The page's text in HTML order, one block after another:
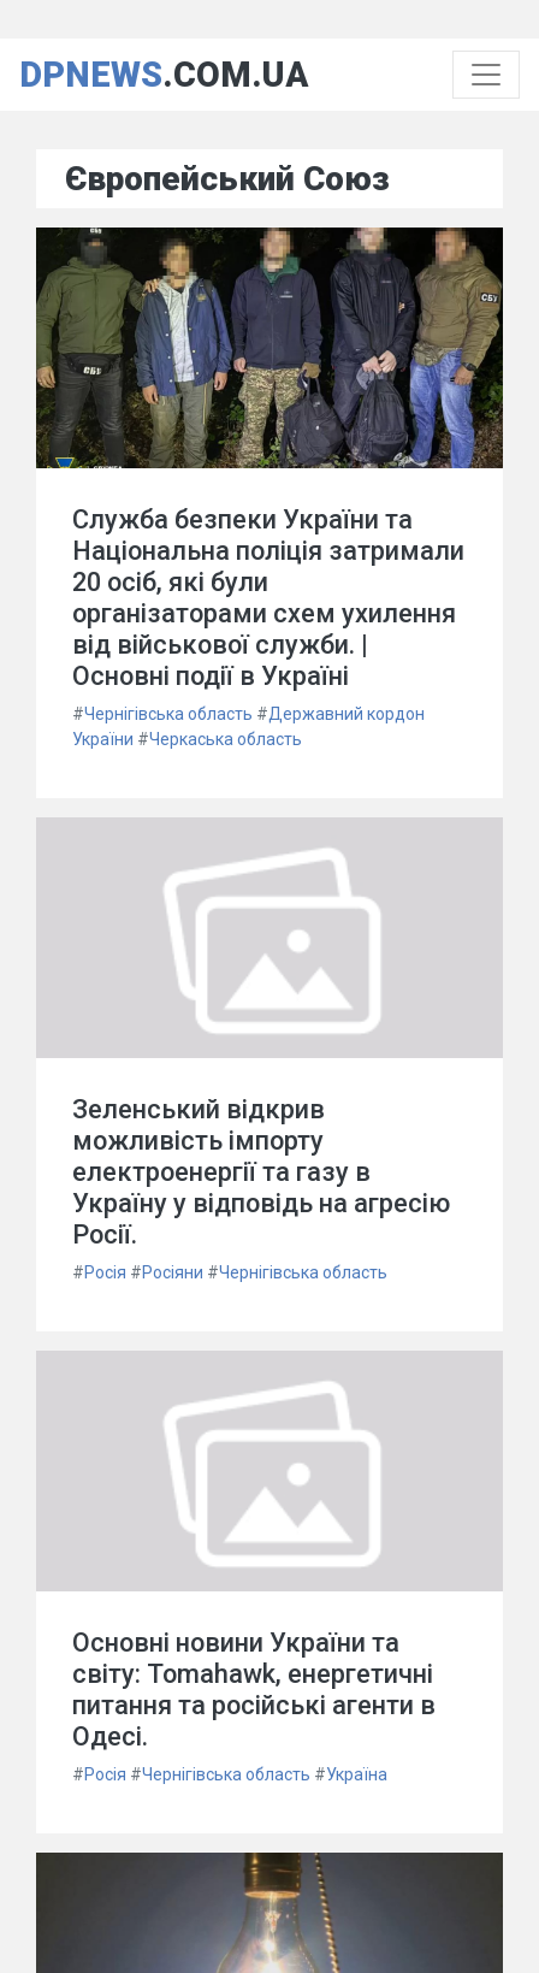
DPNEWS.COM.UA
Європейський Союз
Служба безпеки України та
Національна поліція затримали
20 осіб, які були
організаторами схем ухилення
від військової служби. |
Основні події в Україні
#Чернігівська область #Державний кордон
України #Черкаська область
Зеленський відкрив
можливість імпорту
електроенергії та газу в
Україну у відповідь на агресію
Росії.
#Росія #Росіяни #Чернігівська область
Основні новини України та
світу: Tomahawk, енергетичні
питання та російські агенти в
Одесі.
#Росія #Чернігівська область #Україна